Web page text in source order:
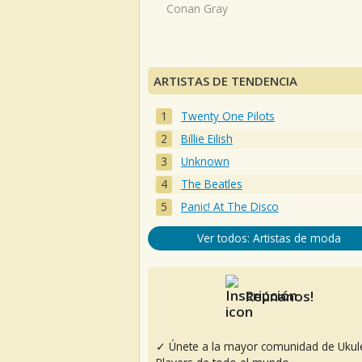
Conan Gray
ARTISTAS DE TENDENCIA
Twenty One Pilots
Billie Eilish
Unknown
The Beatles
Panic! At The Disco
Ver todos: Artistas de moda
Reúnanos!
✓ Únete a la mayor comunidad de